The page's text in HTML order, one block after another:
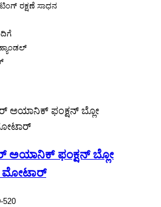
ರಕ್ಷಣೆ ಸಾಧನ
ಅಯಾನಿಕ್ ಫಂಕ್ಷನ್ ಬ್ಲೋ
ಮೋಟಾರ್
520